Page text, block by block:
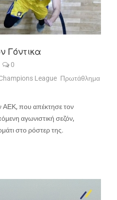
Γόντικα
0
League Πρωτάθλημα
ΑΕΚ, που απέκτησε τον
αγωνιστική σεζόν,
στο ρόστερ της.